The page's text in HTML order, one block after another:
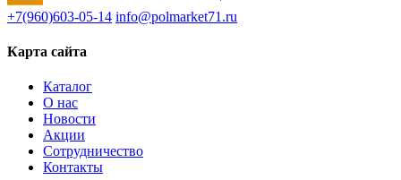
+7(960)603-05-14 info@polmarket71.ru
Карта сайта
Каталог
О нас
Новости
Акции
Сотрудничество
Контакты